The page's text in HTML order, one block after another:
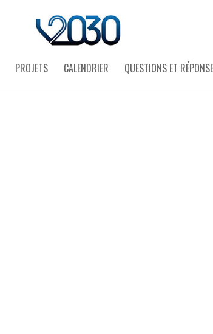
PROJETS CALENDRIER QUESTIONS ET